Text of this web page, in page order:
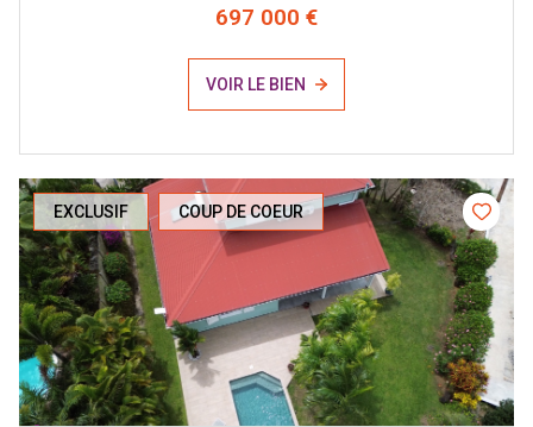
697 000 €
VOIR LE BIEN
EXCLUSIF COUP DE COEUR